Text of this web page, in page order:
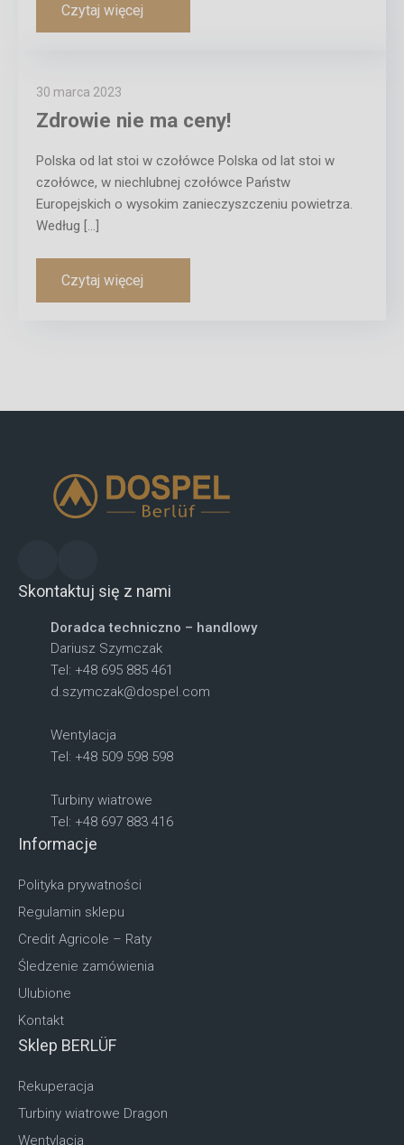
Czytaj więcej
30 marca 2023
Zdrowie nie ma ceny!
Polska od lat stoi w czołówce Polska od lat stoi w
czołówce, w niechlubnej czołówce Państw
Europejskich o wysokim zanieczyszczeniu powietrza.
Według […]
Czytaj więcej
Skontaktuj się z nami
Doradca techniczno – handlowy
Dariusz Szymczak
Tel: +48 695 885 461
d.szymczak@dospel.com
Wentylacja
Tel: +48 509 598 598
Turbiny wiatrowe
Tel: +48 697 883 416
Informacje
Polityka prywatności
Regulamin sklepu
Credit Agricole – Raty
Śledzenie zamówienia
Ulubione
Kontakt
Sklep BERLÜF
Rekuperacja
Turbiny wiatrowe Dragon
Wentylacja